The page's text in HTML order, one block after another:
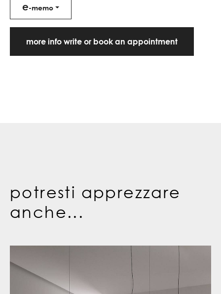
e-memo
more info write or book an appointment
potresti apprezzare
anche...